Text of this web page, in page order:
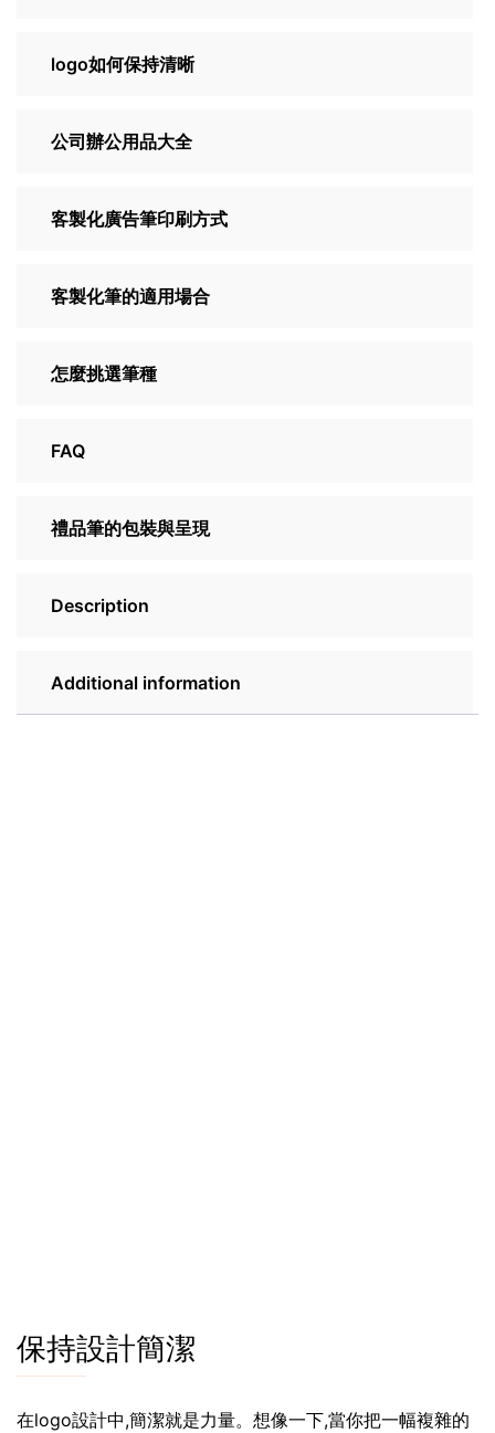
logo如何保持清晰
公司辦公用品大全
客製化廣告筆印刷方式
客製化筆的適用場合
怎麼挑選筆種
FAQ
禮品筆的包裝與呈現
Description
Additional information
保持設計簡潔
在logo設計中,簡潔就是力量。想像一下,當你把一幅複雜的